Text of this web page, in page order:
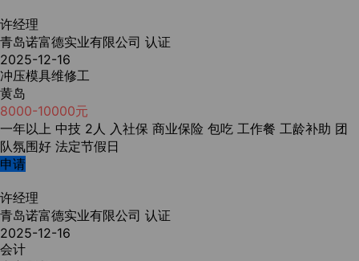
许经理
青岛诺富德实业有限公司 认证
2025-12-16
冲压模具维修工
黄岛
8000-10000元
一年以上 中技 2人 入社保 商业保险 包吃 工作餐 工龄补助 团
队氛围好 法定节假日
申请
许经理
青岛诺富德实业有限公司 认证
2025-12-16
会计